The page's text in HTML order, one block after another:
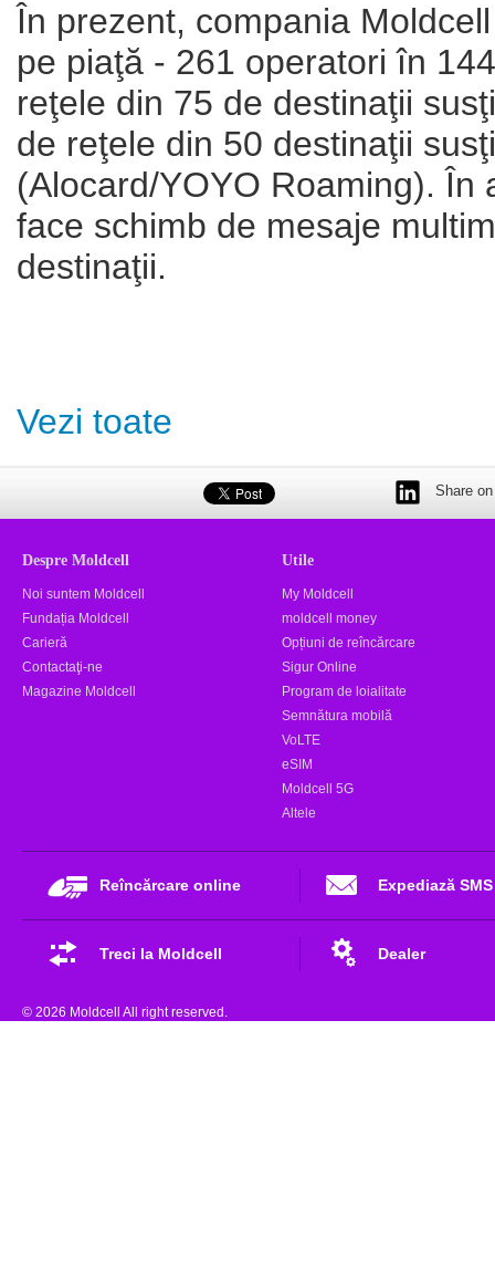
În prezent, compania
pe piaţă - 261 operatori în
reţele din 75 de destinaţii
de reţele din 50 destinaţii
(Alocard/YOYO Roaming). În
face schimb de mesaje
destinaţii.
Vezi toate
Share
Despre Moldcell
Noi suntem Moldcell
Fundația Moldcell
Carieră
Contactaţi-ne
Magazine Moldcell
Utile
My Moldcell
moldcell money
Opțiuni de reîncărcare
Sigur Online
Program de loialitate
Semnătura mobilă
VoLTE
eSIM
Moldcell 5G
Altele
Reîncărcare online Expediază SMS
Treci la Moldcell Dealer
© 2026 Moldcell All right reserved.